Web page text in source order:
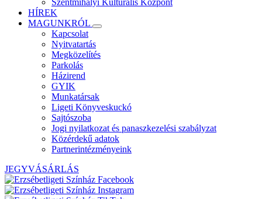
Szentmihályi Kulturális Központ
HÍREK
MAGUNKRÓL
Kapcsolat
Nyitvatartás
Megközelítés
Parkolás
Házirend
GYIK
Munkatársak
Ligeti Könyveskuckó
Sajtószoba
Jogi nyilatkozat és panaszkezelési szabályzat
Közérdekű adatok
Partnerintézményeink
JEGYVÁSÁRLÁS